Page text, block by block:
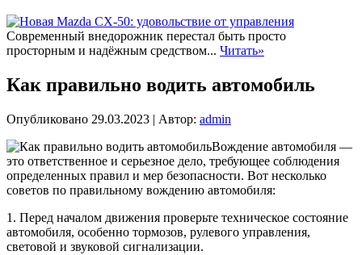
Современный внедорожник перестал быть просто
просторным и надёжным средством... Читать»
Как правильно водить автомобиль
Опубликовано 29.03.2023 | Автор: admin
Вождение автомобиля —
это ответственное и серьезное дело, требующее соблюдения
определенных правил и мер безопасности. Вот несколько
советов по правильному вождению автомобиля:
1. Перед началом движения проверьте техническое состояние
автомобиля, особенно тормозов, рулевого управления,
световой и звуковой сигнализации.